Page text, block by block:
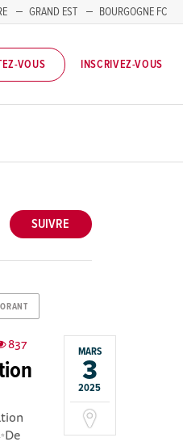
GRAND EST
BOURGOGNE FC
VOUS INSCRIVEZ-VOUS
SUIVRE
MARS
3
2025
837